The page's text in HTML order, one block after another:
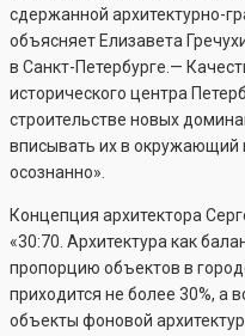
сдержанной архитектурно-
объясняет Елизавета
в Санкт-Петербурге.—
исторического центра
строительстве новых
вписывать их в окружающий
осознанно».
Концепция архитектора
«30:70. Архитектура как
пропорцию объектов в
приходится не более 30%, а
объекты фоновой